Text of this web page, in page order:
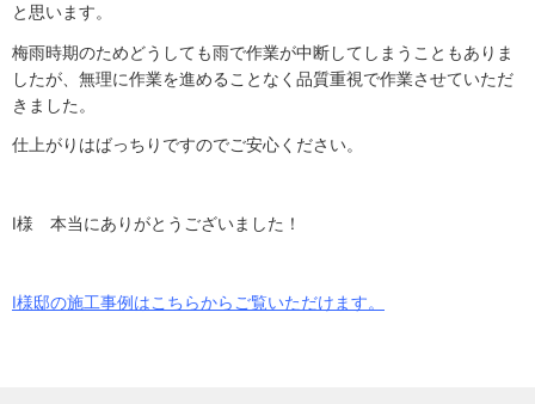
と思います。
梅雨時期のためどうしても雨で作業が中断してしまうこともありま
したが、無理に作業を進めることなく品質重視で作業させていただ
きました。
仕上がりはばっちりですのでご安心ください。
I様 本当にありがとうございました！
I様邸の施工事例はこちらからご覧いただけます。